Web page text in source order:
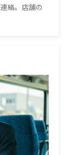
絡。店舗の